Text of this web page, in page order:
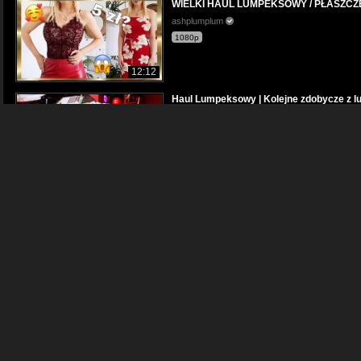
12:12
WIELKI HAUL LUMPEKSOWY /
ashplumplum
1080p
Haul Lumpeksowy | Kolejne zdobycze z